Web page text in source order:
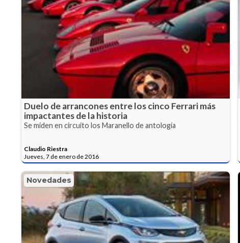
Duelo de arrancones entre los cinco Ferrari más
impactantes de la historia
Se miden en circuito los Maranello de antología
Claudio Riestra
Jueves, 7 de enero de 2016
Novedades